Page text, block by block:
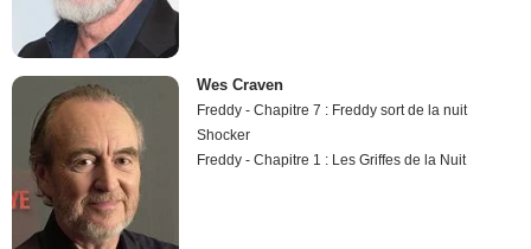
Wes Craven
Freddy - Chapitre 7 : Freddy sort de la nuit
Shocker
Freddy - Chapitre 1 : Les Griffes de la Nuit